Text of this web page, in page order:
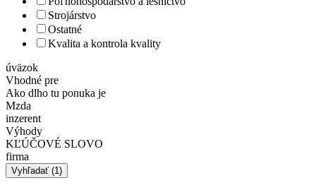
Strojárstvo
Ostatné
Kvalita a kontrola kvality
úväzok
Vhodné pre
Ako dlho tu ponuka je
Mzda
inzerent
Výhody
KĽÚČOVÉ SLOVO
firma